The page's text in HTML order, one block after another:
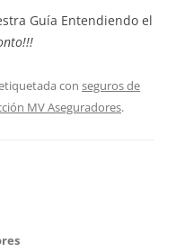
Guía Entendiendo el
con seguros de
MV Aseguradores.